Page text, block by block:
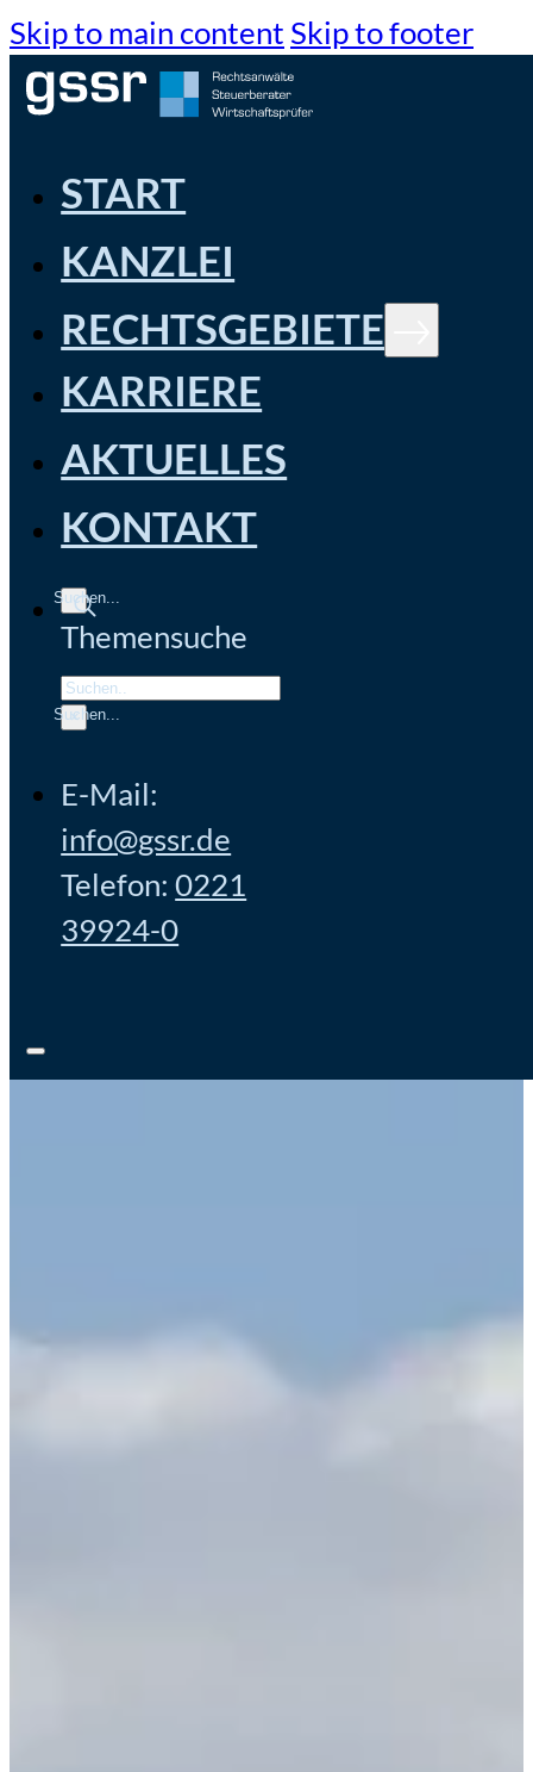
Skip to main content Skip to footer
START
KANZLEI
RECHTSGEBIETE
KARRIERE
AKTUELLES
KONTAKT
Themensuche
Search
×
E-Mail:
info@gssr.de
Telefon:0221
39924-0